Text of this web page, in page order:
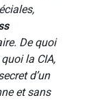
De quoi
la CIA,
d’un
et sans